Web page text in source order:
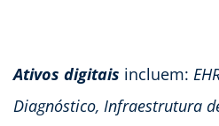
Ativos digitais incluem:
Diagnóstico, Infraestrutura